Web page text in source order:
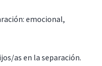
emocional,
as en la separación.